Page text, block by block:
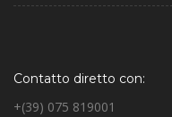
Contatto diretto con:
+(39) 075 819001